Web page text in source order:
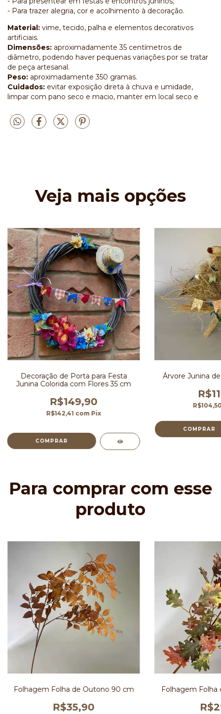
- Para trazer alegria, cor e acolhimento à decoração.
Material: vime, tecido, palha e elementos decorativos
artificiais.
Dimensões: aproximadamente 35 centímetros de
diâmetro, podendo haver pequenas variações por se tratar
de peça artesanal.
Peso: aproximadamente 350 gramas.
Cuidados: evitar exposição direta à chuva e umidade,
limpar com pano seco e macio, manter em local seco e
Veja mais opções
Decoração de Porta para Festa
Junina Colorida com Flores 35 cm
R$149,90
R$142,41 com Pix
Árvore Junina
Para comprar com esse
produto
Folhagem Folha de Outono 90 cm
R$35,90
Folhagem